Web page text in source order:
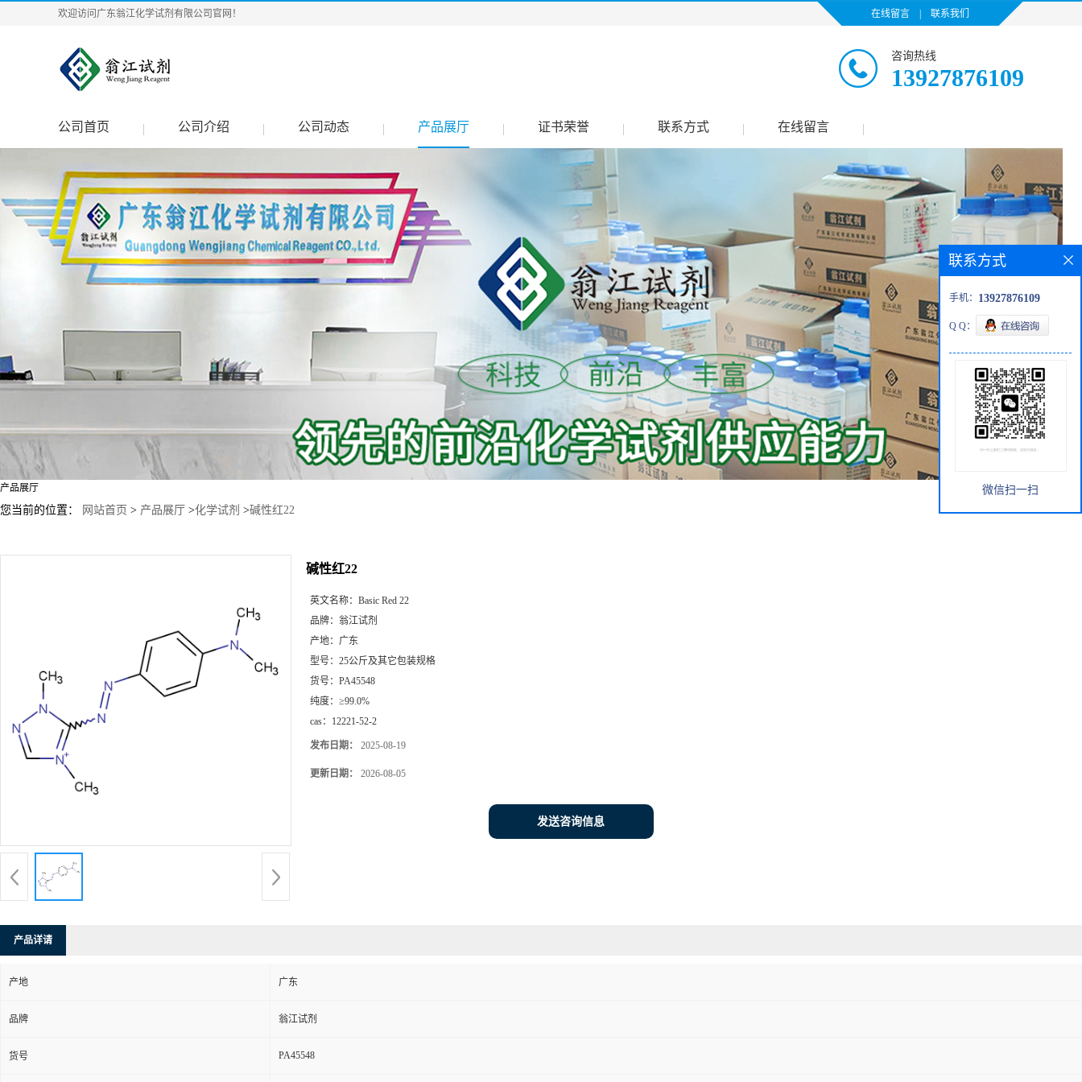
欢迎访问广东翁江化学试剂有限公司官网！ 在线留言 联系我们
咨询热线
13927876109
公司首页 公司介绍 公司动态 产品展厅 证书荣誉 联系方式 在线留言
产品展厅
您当前的位置： 网站首页 > 产品展厅 >化学试剂 >碱性红22
碱性红22
英文名称： Basic Red 22
品牌： 翁江试剂
产地： 广东
型号： 25公斤及其它包装规格
货号： PA45548
纯度： ≥99.0%
cas： 12221-52-2
发布日期： 2025-08-19
更新日期： 2026-08-05
发送咨询信息
产品详请
产地 广东
品牌 翁江试剂
货号 PA45548
联系方式
手机： 13927876109
Q Q：
微信扫一扫